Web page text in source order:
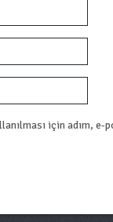
için adım,